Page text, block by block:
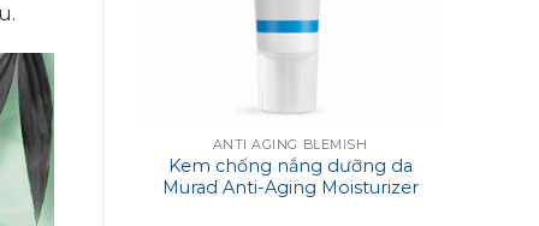
ANTI AGING BLEMISH
Kem chống nắng dưỡng da
Murad Anti-Aging Moisturizer